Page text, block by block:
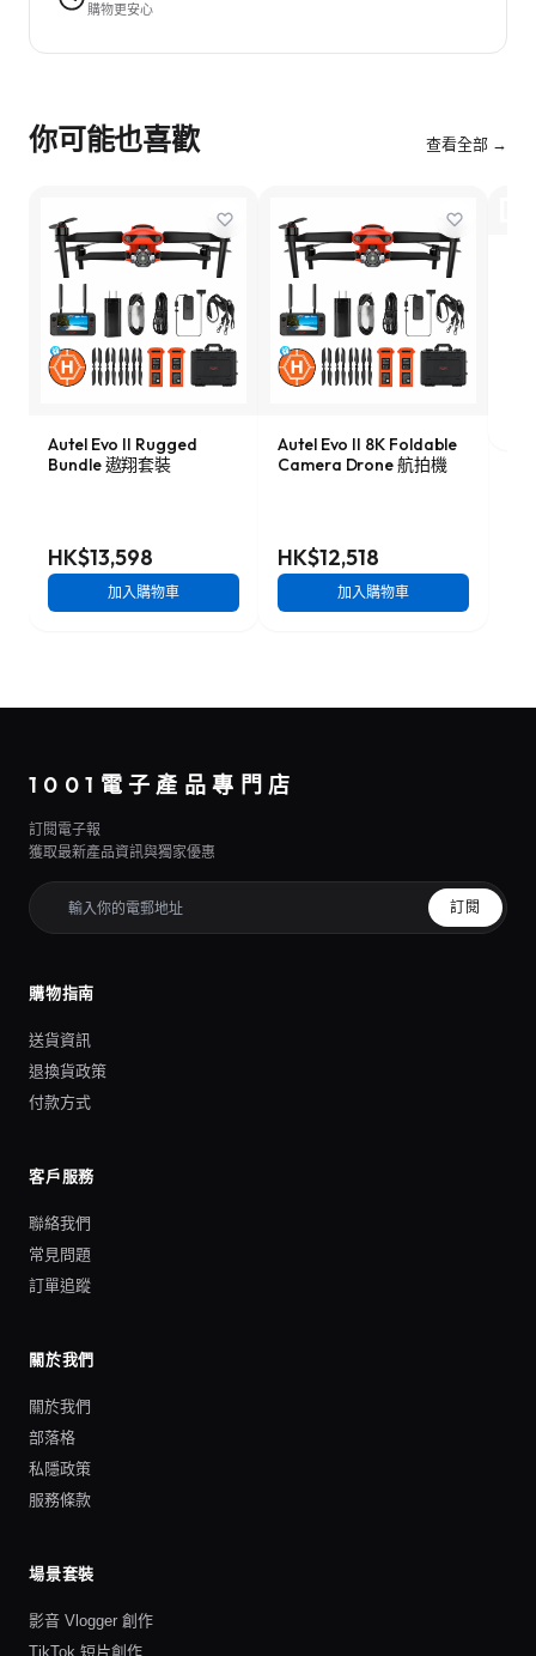
購物更安心
你可能也喜歡 查看全部 →
Autel Evo II Rugged
Bundle 遨翔套裝
HK$13,598
加入購物車
Autel Evo II 8K Foldable
Camera Drone 航拍機
HK$12,518
加入購物車
1001電子產品專門店
訂閱電子報
獲取最新產品資訊與獨家優惠
訂閱
購物指南
送貨資訊
退換貨政策
付款方式
客戶服務
聯絡我們
常見問題
訂單追蹤
關於我們
關於我們
部落格
私隱政策
服務條款
場景套裝
影音 Vlogger 創作
TikTok 短片創作